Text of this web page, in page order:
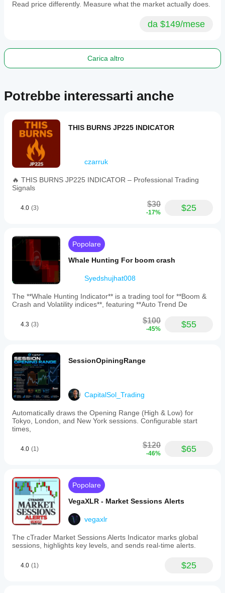
Read price differently. Measure what the market actually does.
da $149/mese
Carica altro
Potrebbe interessarti anche
THIS BURNS JP225 INDICATOR
czarruk
🔥 THIS BURNS JP225 INDICATOR – Professional Trading
Signals
4.0 (3) $30
-17% $25
Popolare
Whale Hunting For boom crash
Syedshujhat008
The **Whale Hunting Indicator** is a trading tool for **Boom &
Crash and Volatility indices**, featuring **Auto Trend De
4.3 (3) $100
-45% $55
SessionOpiningRange
CapitalSol_Trading
Automatically draws the Opening Range (High & Low) for
Tokyo, London, and New York sessions. Configurable start
times,
4.0 (1) $120
-46% $65
Popolare
VegaXLR - Market Sessions Alerts
vegaxlr
The cTrader Market Sessions Alerts Indicator marks global
sessions, highlights key levels, and sends real-time alerts.
4.0 (1) $25